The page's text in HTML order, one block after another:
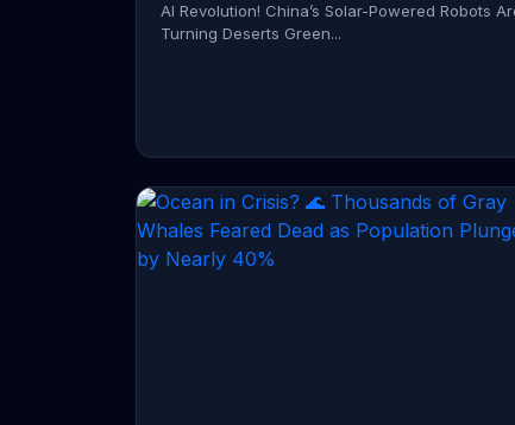
AI Revolution! China’s Solar-Powered Robots
Turning Deserts Green...